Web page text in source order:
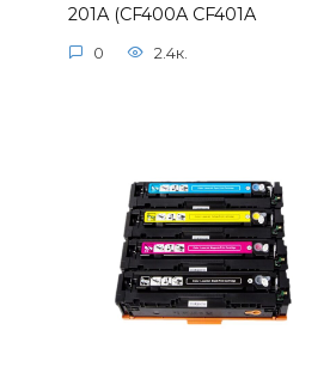
201A (CF400A CF401A
0 2.4к.